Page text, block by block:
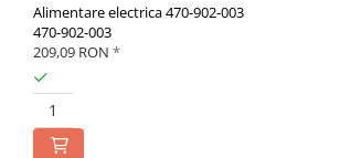
Alimentare electrica 470-902-003
470-902-003
209,09 RON *